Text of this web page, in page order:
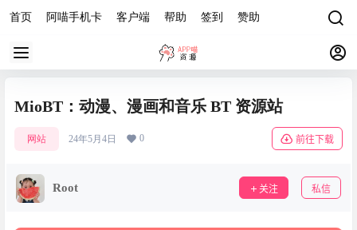
首页 阿喵手机卡 客户端 帮助 签到 赞助
MioBT：动漫、漫画和音乐 BT 资源站
网站 24年5月4日 0 前往下载
Root 关注 私信